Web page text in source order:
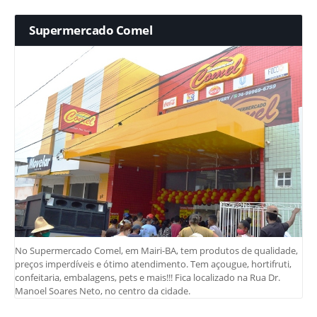
Supermercado Comel
No Supermercado Comel, em Mairi-BA, tem produtos de qualidade,
preços imperdíveis e ótimo atendimento. Tem açougue, hortifruti,
confeitaria, embalagens, pets e mais!!! Fica localizado na Rua Dr.
Manoel Soares Neto, no centro da cidade.